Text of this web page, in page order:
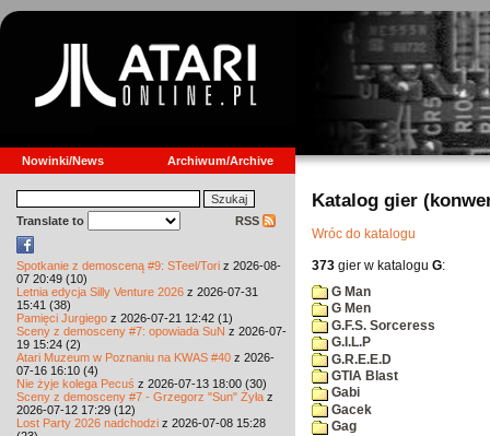
Nowinki/News Archiwum/Archive
Translate to RSS
Spotkanie z demosceną #9: STeel/Tori z 2026-08-
07 20:49 (10)
Letnia edycja Silly Venture 2026 z 2026-07-31
15:41 (38)
Pamięci Jurgiego z 2026-07-21 12:42 (1)
Sceny z demosceny #7: opowiada SuN z 2026-07-
19 15:24 (2)
Atari Muzeum w Poznaniu na KWAS #40 z 2026-
07-16 16:10 (4)
Nie żyje kolega Pecuś z 2026-07-13 18:00 (30)
Sceny z demosceny #7 - Grzegorz "Sun" Żyła z
2026-07-12 17:29 (12)
Lost Party 2026 nadchodzi z 2026-07-08 15:28
Katalog gier
Wróc do katalogu
373 gier w katalogu G:
G Man
G Men
G.F.S. Sorceress
G.I.L.P
G.R.E.E.D
GTIA Blast
Gabi
Gacek
Gag